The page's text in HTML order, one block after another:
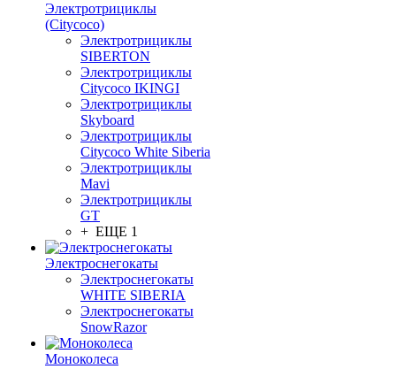
Электротрициклы
(Citycoco)
Электротрициклы
SIBERTON
Электротрициклы
Citycoco IKINGI
Электротрициклы
Skyboard
Электротрициклы
Citycoco White Siberia
Электротрициклы
Mavi
Электротрициклы
GT
+ ЕЩЕ 1
Электроснегокаты
Электроснегокаты
WHITE SIBERIA
Электроснегокаты
SnowRazor
Моноколеса